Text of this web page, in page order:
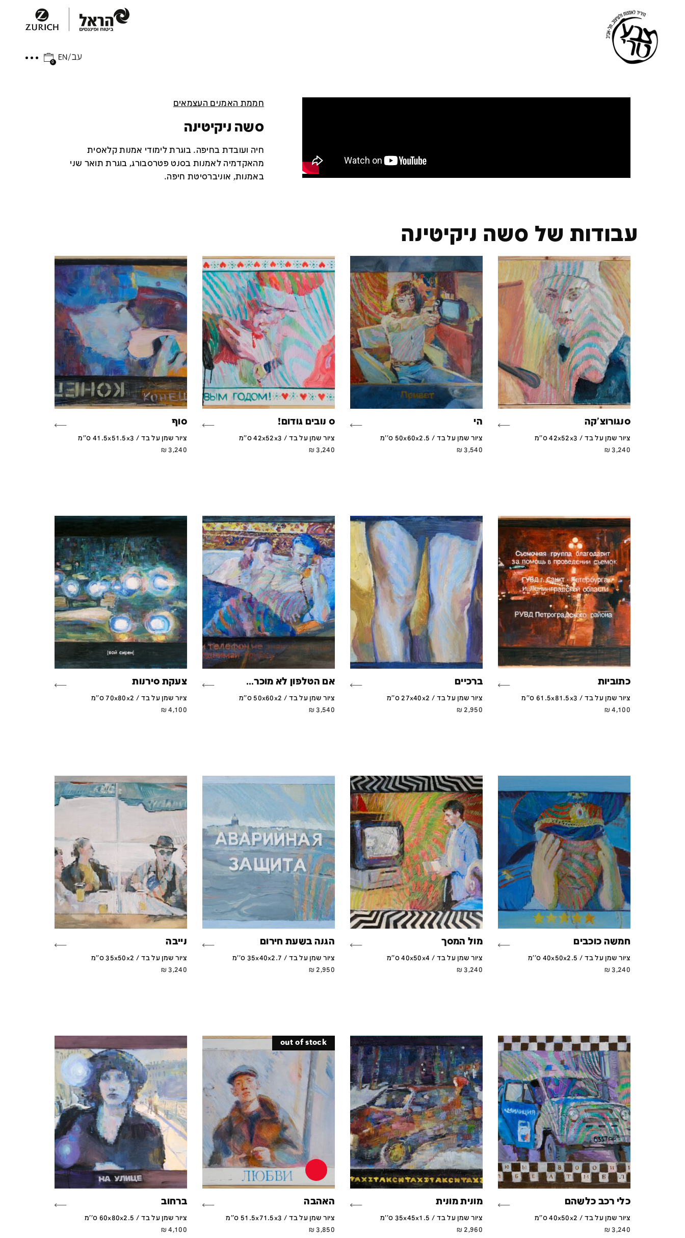
0
חממת האמנים העצמאים
סשה ניקיטינה
חיה ועובדת בחיפה. בוגרת לימודי אמנות קלאסית
מהאקדמיה לאמנות בסנט פטרסבורג, בוגרת תואר שני
באמנות, אוניברסיטת חיפה.
עבודות של סשה ניקיטינה
סנגורוצ'קה
ציור שמן על בד / 42x52x3 ס''מ
3,240
₪
הי
ציור שמן על בד / 50x60x2.5 ס''מ
3,540
₪
ס נובים גודום!
ציור שמן על בד / 42x52x3 ס''מ
3,240
₪
סוף
ציור שמן על בד / 41.5x51.5x3 ס''מ
3,240
₪
כתוביות
ציור שמן על בד / 61.5x81.5x3 ס''מ
4,100
₪
ברכיים
ציור שמן על בד / 27x40x2 ס''מ
2,950
₪
אם הטלפון לא מוכר…
ציור שמן על בד / 50x60x2 ס''מ
3,540
₪
צעקת סירנות
ציור שמן על בד / 70x80x2 ס''מ
4,100
₪
חמשה כוכבים
ציור שמן על בד / 40x50x2.5 ס''מ
3,240
₪
מול המסך
ציור שמן על בד / 40x50x4 ס''מ
3,240
₪
הגנה בשעת חירום
ציור שמן על בד / 35x40x2.7 ס''מ
2,950
₪
נייבה
ציור שמן על בד / 35x50x2 ס''מ
3,240
₪
כלי רכב כלשהם
ציור שמן על בד / 40x50x2 ס''מ
3,240
₪
מונית מונית
ציור שמן על בד / 35x45x1.5 ס''מ
2,960
₪
out of stock
האהבה
ציור שמן על בד / 51.5x71.5x3 ס''מ
3,850
₪
ברחוב
ציור שמן על בד / 60x80x2.5 ס''מ
4,100
₪